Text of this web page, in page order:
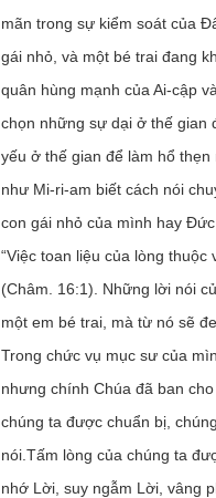
mãn trong sự kiểm soát của
gái nhỏ, và một bé trai đang
quân hùng mạnh của Ai-cập
chọn những sự dại ở thế gian
yếu ở thế gian để làm hổ
như Mi-ri-am biết cách nói
con gái nhỏ của mình hay
“Việc toan liệu của lòng
(Châm. 16:1). Những lời nói
một em bé trai, mà từ nó sẽ
Trong chức vụ mục sư của
nhưng chính Chúa đã ban
chúng ta được chuẩn bị,
nói.Tấm lòng của chúng ta
nhớ Lời, suy ngẫm Lời, vâng